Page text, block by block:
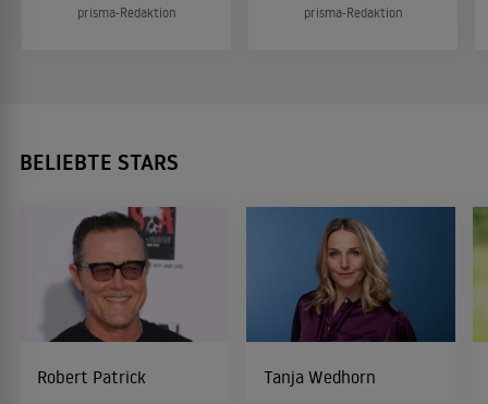
prisma-Redaktion prisma-Redaktion
BELIEBTE STARS
Robert Patrick Tanja Wedhorn